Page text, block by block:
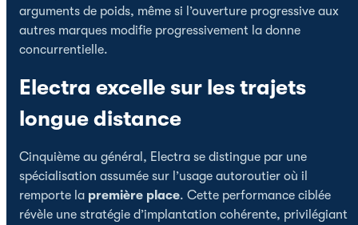
arguments de poids, même si l’ouverture progressive aux
autres marques modifie progressivement la donne
concurrentielle.
Electra excelle sur les trajets
longue distance
Cinquième au général, Electra se distingue par une
spécialisation assumée sur l’usage autoroutier où il
remporte la première place. Cette performance ciblée
révèle une stratégie d’implantation cohérente, privilégiant